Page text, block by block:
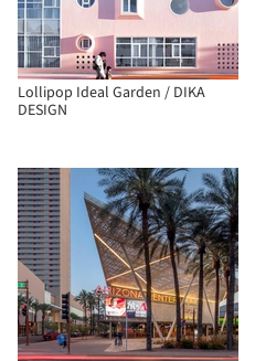
Lollipop Ideal Garden / DIKA
DESIGN